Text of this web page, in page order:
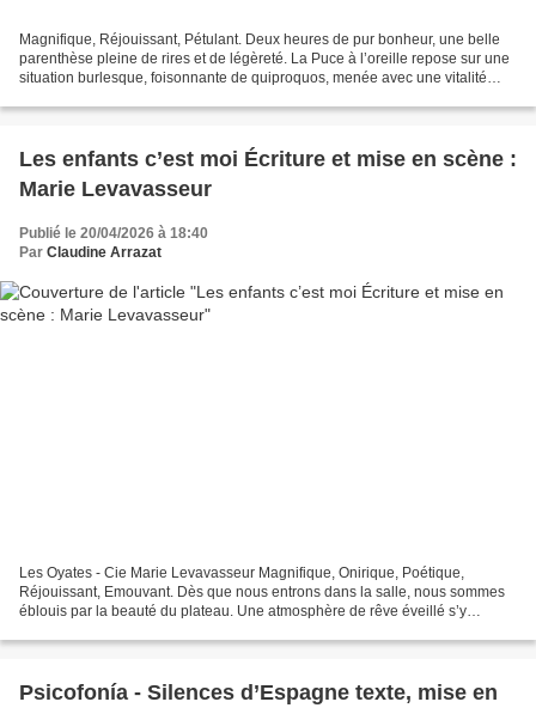
Magnifique, Réjouissant, Pétulant. Deux heures de pur bonheur, une belle
parenthèse pleine de rires et de légèreté. La Puce à l’oreille repose sur une
situation burlesque, foisonnante de quiproquos, menée avec une vitalité
Les enfants c’est moi Écriture et mise en scène :
Marie Levavasseur
Publié le 20/04/2026 à 18:40
Par Claudine Arrazat
Les Oyates - Cie Marie Levavasseur Magnifique, Onirique, Poétique,
Réjouissant, Emouvant. Dès que nous entrons dans la salle, nous sommes
éblouis par la beauté du plateau. Une atmosphère de rêve éveillé s’y
Psicofonía - Silences d’Espagne texte, mise en